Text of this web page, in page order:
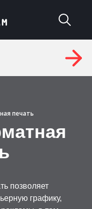
печать
позволяет
графику,